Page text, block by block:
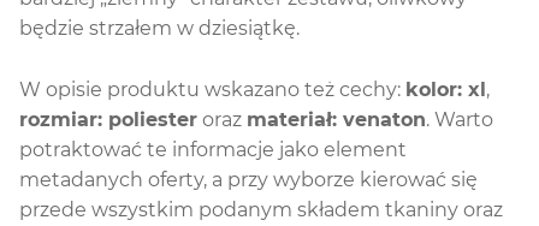
będzie strzałem w dziesiątkę.
W opisie produktu wskazano też cechy: kolor: xl,
rozmiar: poliester oraz materiał: venaton. Warto
potraktować te informacje jako element
metadanych oferty, a przy wyborze kierować się
przede wszystkim podanym składem tkaniny oraz